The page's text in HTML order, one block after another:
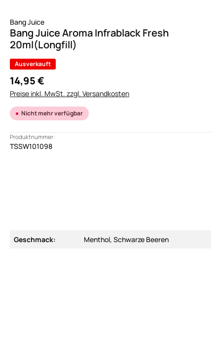
Bang Juice
Bang Juice Aroma Infrablack Fresh
20ml(Longfill)
Ausverkauft
14,95 €
Preise inkl. MwSt. zzgl. Versandkosten
Nicht mehr verfügbar
Produktnummer:
TSSW101098
Geschmack: Menthol, Schwarze Beeren